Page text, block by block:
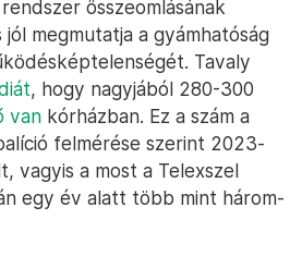
összeomlásának
megmutatja a gyámhatóság
Tavaly
, hogy nagyjából 280-300
van kórházban. Ez a szám a
felmérése szerint 2023-
vagyis a most a Telexszel
egy év alatt több mint három-